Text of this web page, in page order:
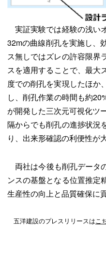
実証実験では経験の浅い
32mの曲線削孔を実施し、
ス無しではズレの許容限界
スを適用することで、最大
度での削孔を実現したほか
し、削孔作業の時間も約
が開発した三次元可視化ツ
隔からでも削孔の進捗状況
り、出来形確認の利便性が
両社は今後も削孔データ
ンスの基盤となる位置推定
生産性の向上と品質確保に
五洋建設のプレスリリースはこ